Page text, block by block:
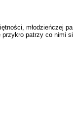
młodzieńczej
patrzy co nimi